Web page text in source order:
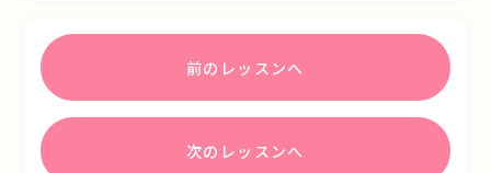
前のレッスンへ
次のレッスンへ